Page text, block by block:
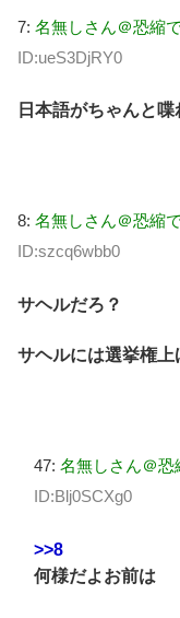
7: 名無しさん＠恐縮
ID:ueS3DjRY0
日本語がちゃんと
8: 名無しさん＠恐縮
ID:szcq6wbb0
サヘルだろ？
サヘルには選挙権上
47: 名無しさん＠恐
ID:Blj0SCXg0
>>8
何様だよお前は